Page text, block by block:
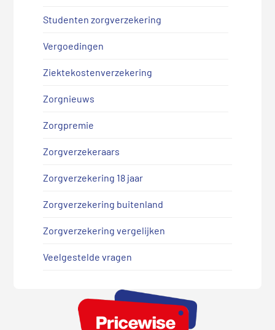
Studenten zorgverzekering
Vergoedingen
Ziektekostenverzekering
Zorgnieuws
Zorgpremie
Zorgverzekeraars
Zorgverzekering 18 jaar
Zorgverzekering buitenland
Zorgverzekering vergelijken
Veelgestelde vragen